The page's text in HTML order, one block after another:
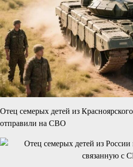
Отец семерых детей из
отправили на СВО